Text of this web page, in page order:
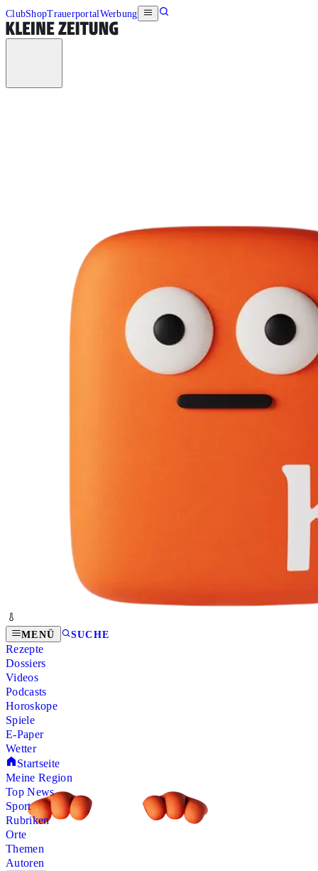
ClubShopTrauerportalWerbung
MENÜ SUCHE
Rezepte
Dossiers
Videos
Podcasts
Horoskope
Spiele
E-Paper
Wetter
Startseite
Meine Region
Top News
Sport
Rubriken
Orte
Themen
Autoren